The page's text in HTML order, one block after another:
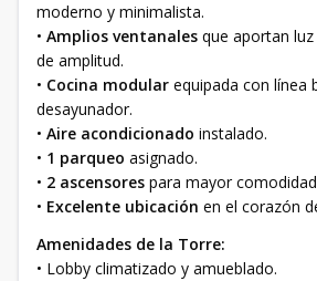
moderno y minimalista.
• Amplios ventanales que aportan
de amplitud.
• Cocina modular equipada con línea
desayunador.
• Aire acondicionado instalado.
• 1 parqueo asignado.
• 2 ascensores para mayor
• Excelente ubicación en el corazón
Amenidades de la Torre:
• Lobby climatizado y amueblado.